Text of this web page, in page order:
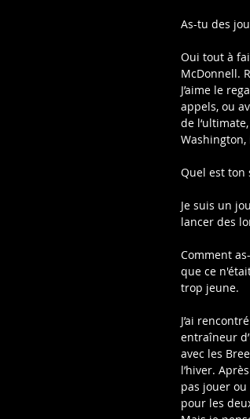
As-tu des
Oui tout à
McDonnell.
J’aime le
appels, ou
de
Quel est ton
Je suis un
lancer des
Comment
que ce
trop jeune.
J’ai
entraîneur
avec les
l’hiver.
pas jouer
pour les